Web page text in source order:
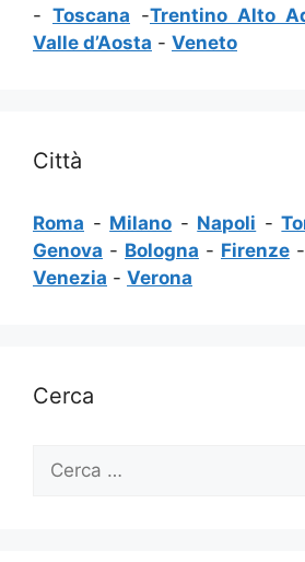
- Toscana -Trentino Alto
Valle d’Aosta - Veneto
Città
Roma - Milano - Napoli -
Genova - Bologna - Firenze -
Venezia - Verona
Cerca
per: